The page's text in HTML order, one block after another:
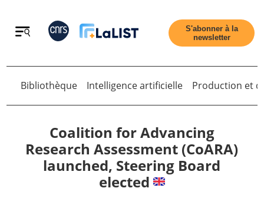
Retour
Accueil
S'abonner à la
newsletter
Retour
Bibliothèque Intelligence artificielle Production et
Coalition for Advancing
Research Assessment (CoARA)
launched, Steering Board
elected